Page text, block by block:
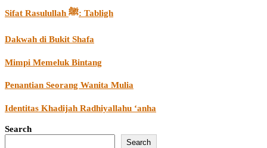
Sifat Rasulullah ﷺ: Tabligh
Dakwah di Bukit Shafa
Mimpi Memeluk Bintang
Penantian Seorang Wanita Mulia
Identitas Khadijah Radhiyallahu ‘anha
Search
Search